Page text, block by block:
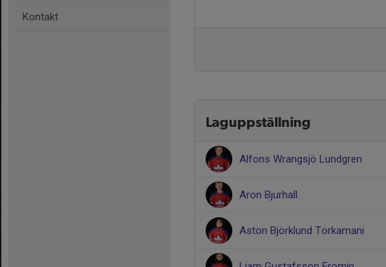
Kontakt
Laguppställning
Alfons Wrangsjö Lundgren
Aron Bjurhall
Aston Björklund Torkamani